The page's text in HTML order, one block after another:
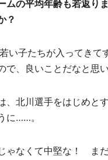
ムの平均年齢も若返り
？
い子たちが入ってきて
で、良いことだなと思い
、北川選手をはじめと
に……。
ゃなくて中堅な！ ま